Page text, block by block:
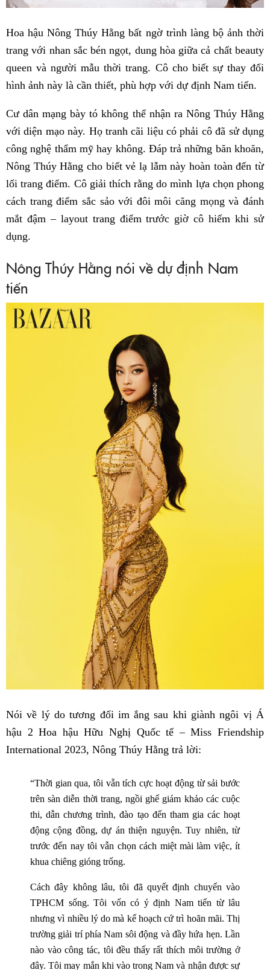
Hoa hậu Nông Thúy Hằng bất ngờ trình làng bộ ảnh thời
trang với nhan sắc bén ngọt, dung hòa giữa cả chất beauty
queen và người mẫu thời trang. Cô cho biết sự thay đổi
hình ảnh này là cần thiết, phù hợp với dự định Nam tiến.
Cư dân mạng bày tó không thể nhận ra Nông Thúy Hằng
với diện mạo này. Họ tranh cãi liệu có phải cô đã sử dụng
công nghệ thẩm mỹ hay không. Đáp trả những băn khoăn,
Nông Thúy Hằng cho biết vẻ lạ lẫm này hoàn toàn đến từ
lối trang điểm. Cô giải thích rằng do mình lựa chọn phong
cách trang điểm sắc sảo với đôi môi căng mọng và đánh
mắt đậm – layout trang điểm trước giờ cô hiếm khi sử
dụng.
Nông Thúy Hằng nói về dự định Nam
tiến
Nói về lý do tương đối im ắng sau khi giành ngôi vị Á
hậu 2 Hoa hậu Hữu Nghị Quốc tế – Miss Friendship
International 2023, Nông Thúy Hằng trả lời:
“Thời gian qua, tôi vẫn tích cực hoạt động từ sải bước
trên sàn diễn thời trang, ngồi ghế giám khảo các cuộc
thi, dẫn chương trình, đào tạo đến tham gia các hoạt
động cộng đồng, dự án thiện nguyện. Tuy nhiên, từ
trước đến nay tôi vẫn chọn cách miệt mài làm việc, ít
khua chiêng gióng trống.
Cách đây không lâu, tôi đã quyết định chuyển vào
TPHCM sống. Tôi vốn có ý định Nam tiến từ lâu
nhưng vì nhiều lý do mà kế hoạch cứ trì hoãn mãi. Thị
trường giải trí phía Nam sôi động và đầy hứa hẹn. Lần
nào vào công tác, tôi đều thấy rất thích môi trường ở
đây. Tôi may mắn khi vào trong Nam và nhận được sự